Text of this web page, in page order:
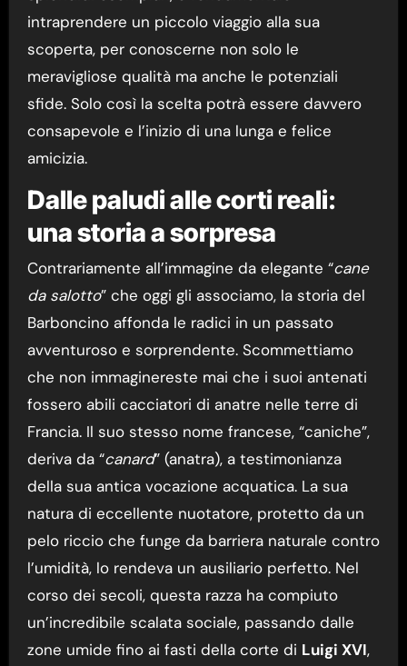
intraprendere un piccolo viaggio alla sua
scoperta, per conoscerne non solo le
meravigliose qualità ma anche le potenziali
sfide. Solo così la scelta potrà essere davvero
consapevole e l’inizio di una lunga e felice
amicizia.
Dalle paludi alle corti reali:
una storia a sorpresa
Contrariamente all’immagine da elegante “cane
da salotto” che oggi gli associamo, la storia del
Barboncino affonda le radici in un passato
avventuroso e sorprendente. Scommettiamo
che non immaginereste mai che i suoi antenati
fossero abili cacciatori di anatre nelle terre di
Francia. Il suo stesso nome francese, “caniche”,
deriva da “canard” (anatra), a testimonianza
della sua antica vocazione acquatica. La sua
natura di eccellente nuotatore, protetto da un
pelo riccio che funge da barriera naturale contro
l’umidità, lo rendeva un ausiliario perfetto. Nel
corso dei secoli, questa razza ha compiuto
un’incredibile scalata sociale, passando dalle
zone umide fino ai fasti della corte di Luigi XVI,